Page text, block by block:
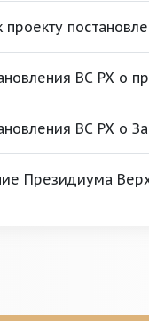
проекту
ВС РХ о
ВС РХ о
Президиума